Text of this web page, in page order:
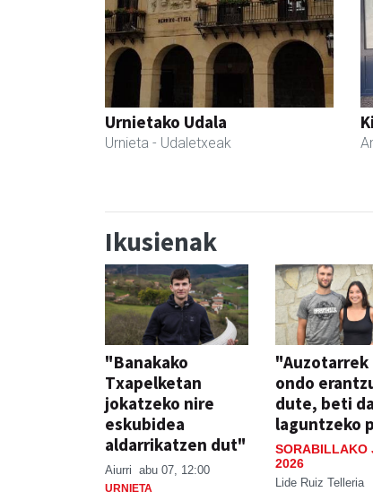
Urnietako Udala
Urnieta - Udaletxeak
Ikusienak
"Banakako
Txapelketan
jokatzeko nire
eskubidea
aldarrikatzen dut"
Aiurri abu 07, 12:00
URNIETA
"Auzotarrek
ondo
dute, beti
laguntzeko
SORABILLAKO
2026
Lide Ruiz Telleria